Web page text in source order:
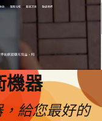
機器
給您最好的